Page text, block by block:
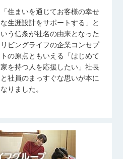
「住まいを通じてお客様の幸せ
な生涯設計をサポートする」と
いう信条が社名の由来となった
リビングライフの企業コンセプ
トの原点ともいえる「はじめて
家を持つ人を応援したい」社長
と社員のまっすぐな思いが本に
なりました。